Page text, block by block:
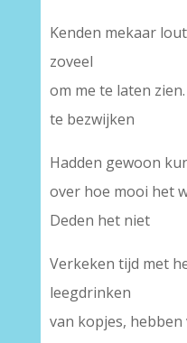
Kenden mekaar
zoveel
om me te laten
te bezwijken
Hadden gewoon
over hoe mooi het
Deden het niet
Verkeken tijd met
leegdrinken
van kopjes,